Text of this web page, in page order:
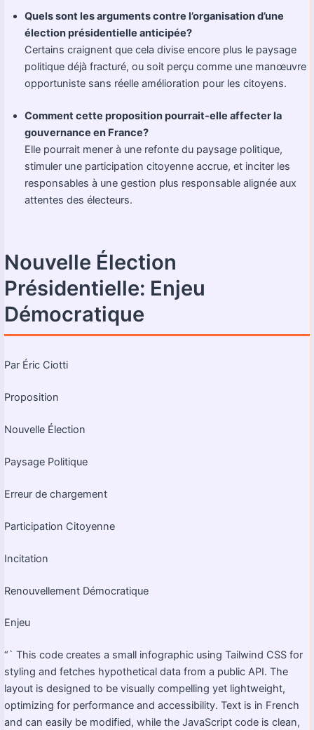
Quels sont les arguments contre l’organisation d’une
élection présidentielle anticipée?
Certains craignent que cela divise encore plus le paysage
politique déjà fracturé, ou soit perçu comme une manœuvre
opportuniste sans réelle amélioration pour les citoyens.
Comment cette proposition pourrait-elle affecter la
gouvernance en France?
Elle pourrait mener à une refonte du paysage politique,
stimuler une participation citoyenne accrue, et inciter les
responsables à une gestion plus responsable alignée aux
attentes des électeurs.
Nouvelle Élection
Présidentielle: Enjeu
Démocratique
Par Éric Ciotti
Proposition
Nouvelle Élection
Paysage Politique
Erreur de chargement
Participation Citoyenne
Incitation
Renouvellement Démocratique
Enjeu
“` This code creates a small infographic using Tailwind CSS for
styling and fetches hypothetical data from a public API. The
layout is designed to be visually compelling yet lightweight,
optimizing for performance and accessibility. Text is in French
and can easily be modified, while the JavaScript code is clean,